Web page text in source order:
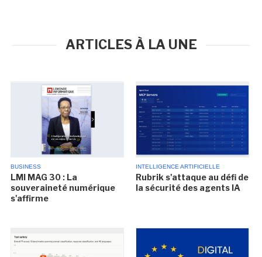
ARTICLES À LA UNE
BUSINESS
LMI MAG 30 : La
souveraineté numérique
s'affirme
INTELLIGENCE ARTIFICIELLE
Rubrik s'attaque au défi de
la sécurité des agents IA